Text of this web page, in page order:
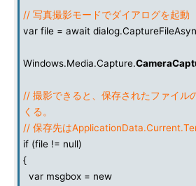
// 写真撮影モードでダイアログを起動
var file = await
Windows.Media.Capture.
// 撮影できると、保存されたファイル
くる。
// 保存先は
if (file != null)
{
var msgbox = new